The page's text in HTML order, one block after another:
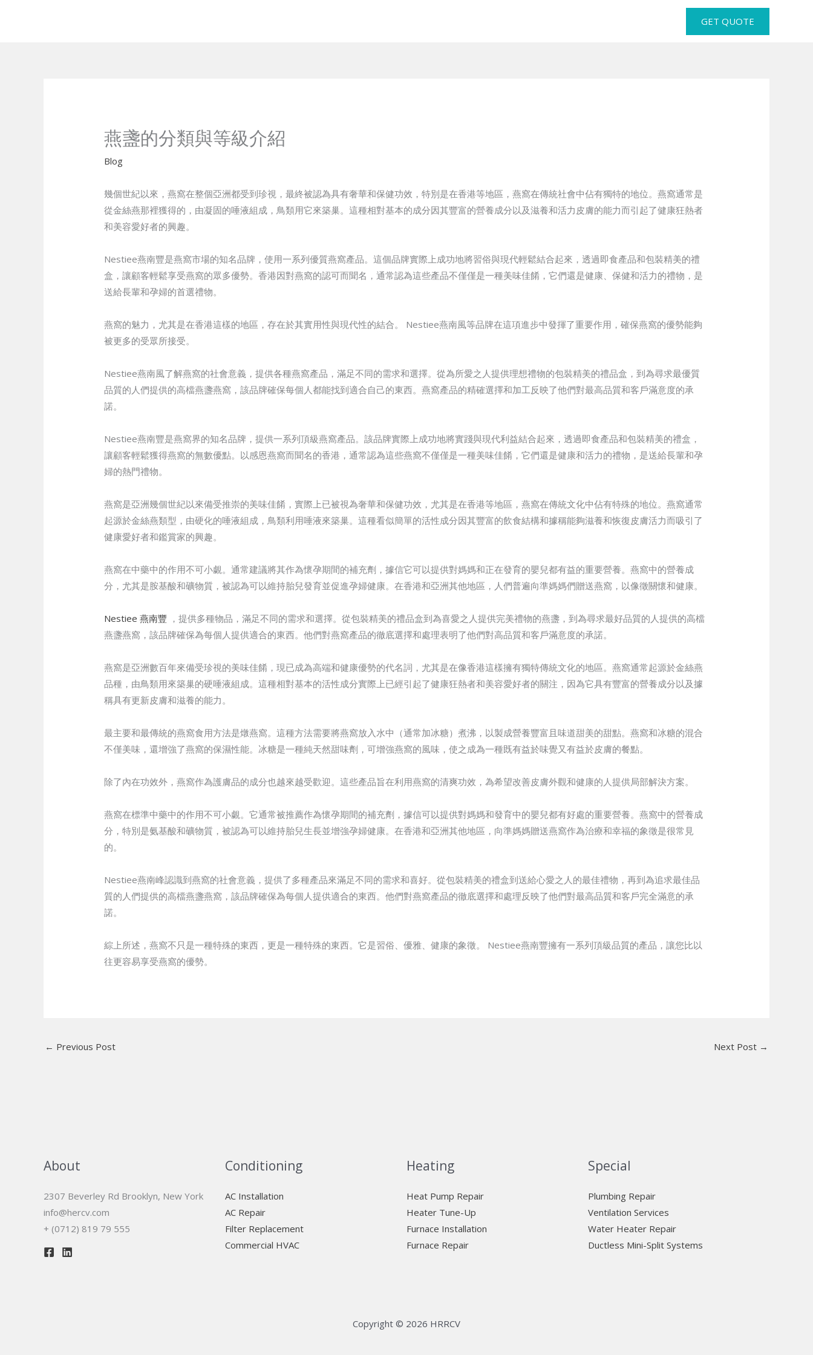
GET QUOTE
燕盞的分類與等級介紹
Blog
幾個世紀以來，燕窩在整個亞洲都受到珍視，最終被認為具有奢華和保健功效，特別是在香港等地區，燕窩在傳統社會中佔有獨特的地位。燕窩通常是
從金絲燕那裡獲得的，由凝固的唾液組成，鳥類用它來築巢。這種相對基本的成分因其豐富的營養成分以及滋養和活力皮膚的能力而引起了健康狂熱者
和美容愛好者的興趣。
Nestiee燕南豐是燕窩市場的知名品牌，使用一系列優質燕窩產品。這個品牌實際上成功地將習俗與現代輕鬆結合起來，透過即食產品和包裝精美的禮
盒，讓顧客輕鬆享受燕窩的眾多優勢。香港因對燕窩的認可而聞名，通常認為這些產品不僅僅是一種美味佳餚，它們還是健康、保健和活力的禮物，是
送給長輩和孕婦的首選禮物。
燕窩的魅力，尤其是在香港這樣的地區，存在於其實用性與現代性的結合。 Nestiee燕南風等品牌在這項進步中發揮了重要作用，確保燕窩的優勢能夠
被更多的受眾所接受。
Nestiee燕南風了解燕窩的社會意義，提供各種燕窩產品，滿足不同的需求和選擇。從為所愛之人提供理想禮物的包裝精美的禮品盒，到為尋求最優質
品質的人們提供的高檔燕盞燕窩，該品牌確保每個人都能找到適合自己的東西。燕窩產品的精確選擇和加工反映了他們對最高品質和客戶滿意度的承
諾。
Nestiee燕南豐是燕窩界的知名品牌，提供一系列頂級燕窩產品。該品牌實際上成功地將實踐與現代利益結合起來，透過即食產品和包裝精美的禮盒，
讓顧客輕鬆獲得燕窩的無數優點。以感恩燕窩而聞名的香港，通常認為這些燕窩不僅僅是一種美味佳餚，它們還是健康和活力的禮物，是送給長輩和孕
婦的熱門禮物。
燕窩是亞洲幾個世紀以來備受推崇的美味佳餚，實際上已被視為奢華和保健功效，尤其是在香港等地區，燕窩在傳統文化中佔有特殊的地位。燕窩通常
起源於金絲燕類型，由硬化的唾液組成，鳥類利用唾液來築巢。這種看似簡單的活性成分因其豐富的飲食結構和據稱能夠滋養和恢復皮膚活力而吸引了
健康愛好者和鑑賞家的興趣。
燕窩在中藥中的作用不可小覷。通常建議將其作為懷孕期間的補充劑，據信它可以提供對媽媽和正在發育的嬰兒都有益的重要營養。燕窩中的營養成
分，尤其是胺基酸和礦物質，被認為可以維持胎兒發育並促進孕婦健康。在香港和亞洲其他地區，人們普遍向準媽媽們贈送燕窩，以像徵關懷和健康。
Nestiee 燕南豐 ，提供多種物品，滿足不同的需求和選擇。從包裝精美的禮品盒到為喜愛之人提供完美禮物的燕盞，到為尋求最好品質的人提供的高檔
燕盞燕窩，該品牌確保為每個人提供適合的東西。他們對燕窩產品的徹底選擇和處理表明了他們對高品質和客戶滿意度的承諾。
燕窩是亞洲數百年來備受珍視的美味佳餚，現已成為高端和健康優勢的代名詞，尤其是在像香港這樣擁有獨特傳統文化的地區。燕窩通常起源於金絲燕
品種，由鳥類用來築巢的硬唾液組成。這種相對基本的活性成分實際上已經引起了健康狂熱者和美容愛好者的關注，因為它具有豐富的營養成分以及據
稱具有更新皮膚和滋養的能力。
最主要和最傳統的燕窩食用方法是燉燕窩。這種方法需要將燕窩放入水中（通常加冰糖）煮沸，以製成營養豐富且味道甜美的甜點。燕窩和冰糖的混合
不僅美味，還增強了燕窩的保濕性能。冰糖是一種純天然甜味劑，可增強燕窩的風味，使之成為一種既有益於味覺又有益於皮膚的餐點。
除了內在功效外，燕窩作為護膚品的成分也越來越受歡迎。這些產品旨在利用燕窩的清爽功效，為希望改善皮膚外觀和健康的人提供局部解決方案。
燕窩在標準中藥中的作用不可小覷。它通常被推薦作為懷孕期間的補充劑，據信可以提供對媽媽和發育中的嬰兒都有好處的重要營養。燕窩中的營養成
分，特別是氨基酸和礦物質，被認為可以維持胎兒生長並增強孕婦健康。在香港和亞洲其他地區，向準媽媽贈送燕窩作為治療和幸福的象徵是很常見
的。
Nestiee燕南峰認識到燕窩的社會意義，提供了多種產品來滿足不同的需求和喜好。從包裝精美的禮盒到送給心愛之人的最佳禮物，再到為追求最佳品
質的人們提供的高檔燕盞燕窩，該品牌確保為每個人提供適合的東西。他們對燕窩產品的徹底選擇和處理反映了他們對最高品質和客戶完全滿意的承
諾。
綜上所述，燕窩不只是一種特殊的東西，更是一種特殊的東西。它是習俗、優雅、健康的象徵。 Nestiee燕南豐擁有一系列頂級品質的產品，讓您比以
往更容易享受燕窩的優勢。
← Previous Post Next Post →
About
2307 Beverley Rd Brooklyn, New York
info@hercv.com
+ (0712) 819 79 555
Conditioning
AC Installation
AC Repair
Filter Replacement
Commercial HVAC
Heating
Heat Pump Repair
Heater Tune-Up
Furnace Installation
Furnace Repair
Special
Plumbing Repair
Ventilation Services
Water Heater Repair
Ductless Mini-Split Systems
Copyright © 2026 HRRCV